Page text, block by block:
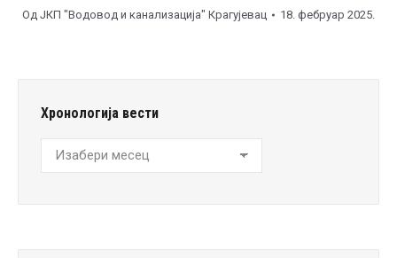
Од ЈКП "Водовод и канализација" Крагујевац 18. фебруар 2025.
Хронологија вести
Хронологија
вести